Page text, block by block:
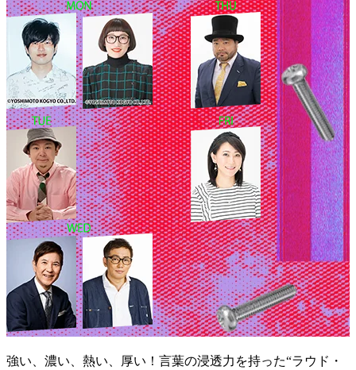
強い、濃い、熱い、厚い！言葉の浸透力を持った“ラウド・